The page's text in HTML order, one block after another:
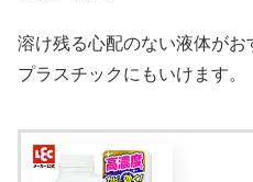
溶け残る心配のない液体が
プラスチックにもいけます。